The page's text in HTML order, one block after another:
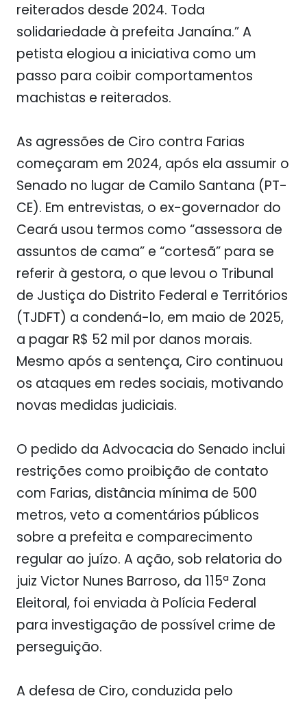
reiterados desde 2024. Toda
solidariedade à prefeita Janaína.” A
petista elogiou a iniciativa como um
passo para coibir comportamentos
machistas e reiterados.
As agressões de Ciro contra Farias
começaram em 2024, após ela assumir o
Senado no lugar de Camilo Santana (PT-
CE). Em entrevistas, o ex-governador do
Ceará usou termos como “assessora de
assuntos de cama” e “cortesã” para se
referir à gestora, o que levou o Tribunal
de Justiça do Distrito Federal e Territórios
(TJDFT) a condená-lo, em maio de 2025,
a pagar R$ 52 mil por danos morais.
Mesmo após a sentença, Ciro continuou
os ataques em redes sociais, motivando
novas medidas judiciais.
O pedido da Advocacia do Senado inclui
restrições como proibição de contato
com Farias, distância mínima de 500
metros, veto a comentários públicos
sobre a prefeita e comparecimento
regular ao juízo. A ação, sob relatoria do
juiz Victor Nunes Barroso, da 115ª Zona
Eleitoral, foi enviada à Polícia Federal
para investigação de possível crime de
perseguição.
A defesa de Ciro, conduzida pelo